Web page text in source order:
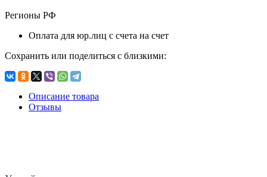
Регионы РФ
Оплата для юр.лиц с счета на счет
Сохранить или поделиться с близкими:
Описание товара
Отзывы